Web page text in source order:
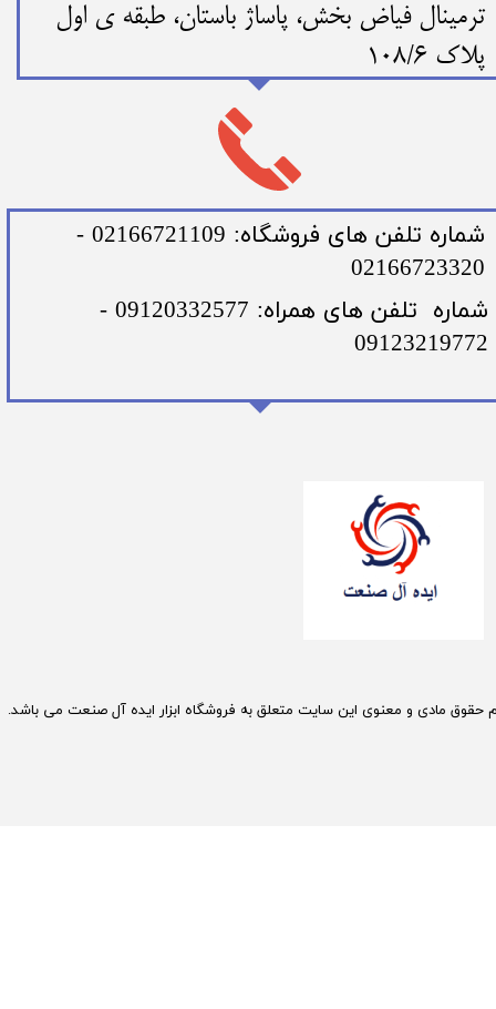
حقوق مادی و معنوی این سایت متعلق به فروشگاه ابزار ایده آل صنعت می باشد.
ترمینال فیاض بخش، پاساژ باستان، طبقه ی اول
پلاک 108/6
​شماره تلفن های فروشگاه: 02166721109 -
02166723320
​شماره تلفن های همراه: 09120332577 -
09123219772